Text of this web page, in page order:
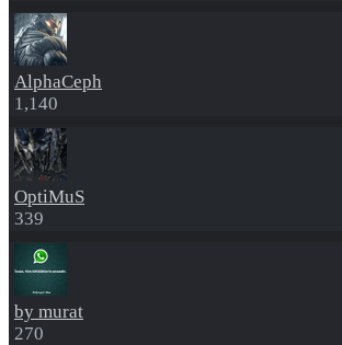
AlphaCeph
1,140
OptiMuS
339
by murat
270